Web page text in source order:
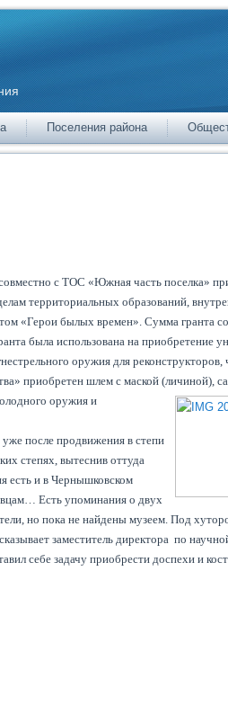
Поселения района
с ТОС «Южная часть поселка»
территориальных образований,
«Герои былых времен». Сумма гранта
была использована на приобретение
оружия для
приобретен шлем с маской (личиной),
оружия и
после продвижения в степи
степях, вытеснив оттуда
есть и в Чернышковском
Есть упоминания о двух
но пока не найдены музеем. Под
заместитель директора по
себе задачу приобрести доспехи и